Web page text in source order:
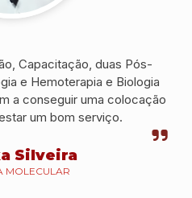
Capacitação, duas Pós-
e Hemoterapia e Biologia
a conseguir uma colocação
um bom serviço.
Silveira
MOLECULAR